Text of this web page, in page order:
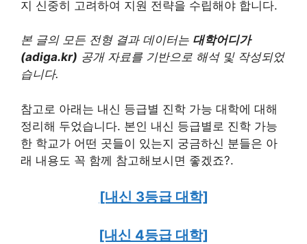
지 신중히 고려하여 지원 전략을 수립해야 합니다.
본 글의 모든 전형 결과 데이터는 대학어디가
(adiga.kr) 공개 자료를 기반으로 해석 및 작성되었
습니다.
참고로 아래는 내신 등급별 진학 가능 대학에 대해
정리해 두었습니다. 본인 내신 등급별로 진학 가능
한 학교가 어떤 곳들이 있는지 궁금하신 분들은 아
래 내용도 꼭 함께 참고해보시면 좋겠죠?.
[내신 3등급 대학]
[내신 4등급 대학]